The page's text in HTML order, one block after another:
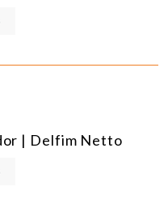
| Delfim Netto